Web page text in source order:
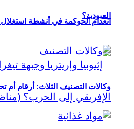
العبودية؟
انعدام الحوكمة في أنشطة
وكالات التصنيف الثلاث: أرقام أم